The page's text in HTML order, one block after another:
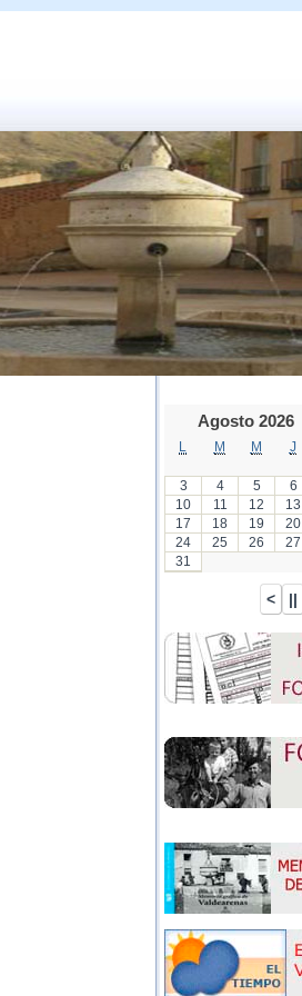
Agosto 2026
M M J
3
4 5 6
10
11 12 13
17
18 19 20
24
25 26 27
31